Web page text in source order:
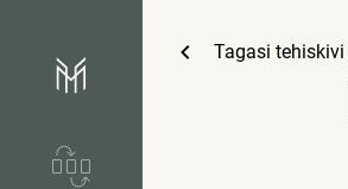
Tagasi tehiskivi